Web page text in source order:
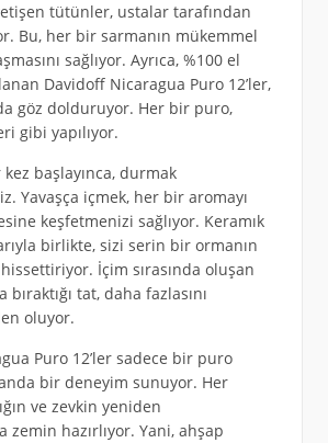
tütünler, ustalar tarafından
Bu, her bir sarmanın mükemmel
sağlıyor. Ayrıca, %100 el
Davidoff Nicaragua Puro 12’ler,
göz dolduruyor. Her bir puro,
gibi yapılıyor.
başlayınca, durmak
Yavaşça içmek, her bir aromayı
keşfetmenizi sağlıyor. Keramık
birlikte, sizi serin bir ormanın
İçim sırasında oluşan
bıraktığı tat, daha fazlasını
oluyor.
Puro 12’ler sadece bir puro
bir deneyim sunuyor. Her
ve zevkin yeniden
zemin hazırlıyor. Yani, ahşap